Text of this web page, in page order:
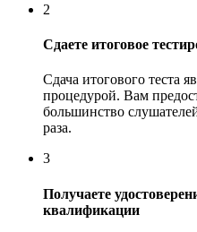
2
Сдаете итоговое
Сдача итогового теста
процедурой. Вам
большинство
раза.
3
Получаете
квалификации